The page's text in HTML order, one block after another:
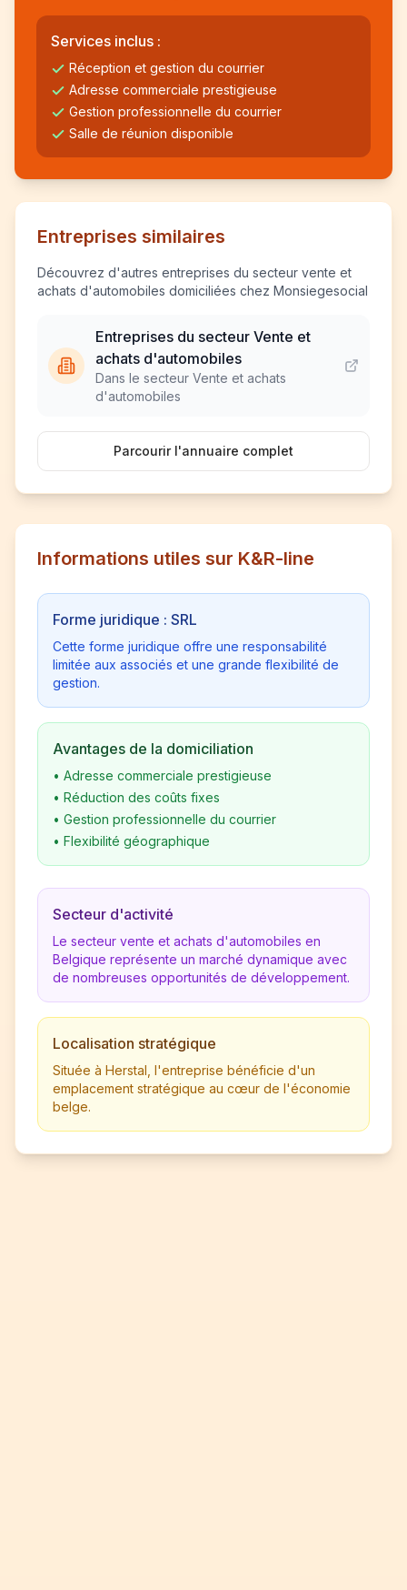
Services inclus :
Réception et gestion du courrier
Adresse commerciale prestigieuse
Gestion professionnelle du courrier
Salle de réunion disponible
Entreprises similaires
Découvrez d'autres entreprises du secteur vente et
achats d'automobiles domiciliées chez Monsiegesocial
Entreprises du secteur Vente et
achats d'automobiles
Dans le secteur Vente et achats
d'automobiles
Parcourir l'annuaire complet
Informations utiles sur K&R-line
Forme juridique : SRL
Cette forme juridique offre une responsabilité
limitée aux associés et une grande flexibilité de
gestion.
Avantages de la domiciliation
• Adresse commerciale prestigieuse
• Réduction des coûts fixes
• Gestion professionnelle du courrier
• Flexibilité géographique
Secteur d'activité
Le secteur vente et achats d'automobiles en
Belgique représente un marché dynamique avec
de nombreuses opportunités de développement.
Localisation stratégique
Située à Herstal, l'entreprise bénéficie d'un
emplacement stratégique au cœur de l'économie
belge.